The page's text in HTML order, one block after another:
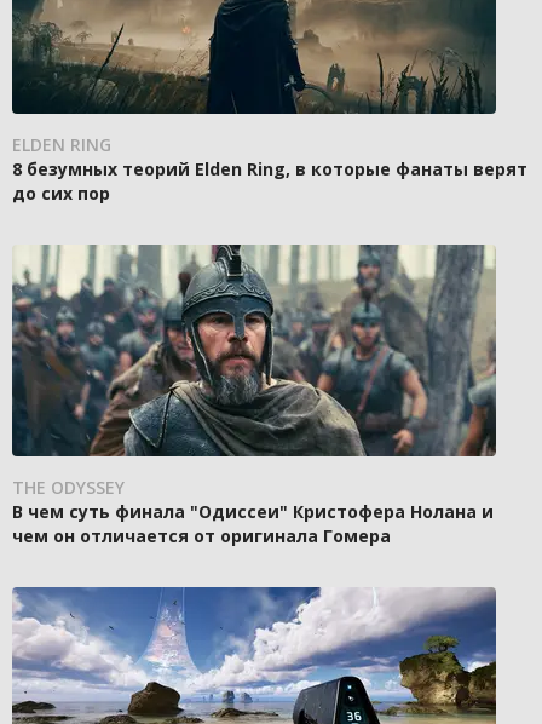
ELDEN RING
8 безумных теорий Elden Ring, в которые фанаты верят
до сих пор
THE ODYSSEY
В чем суть финала "Одиссеи" Кристофера Нолана и
чем он отличается от оригинала Гомера